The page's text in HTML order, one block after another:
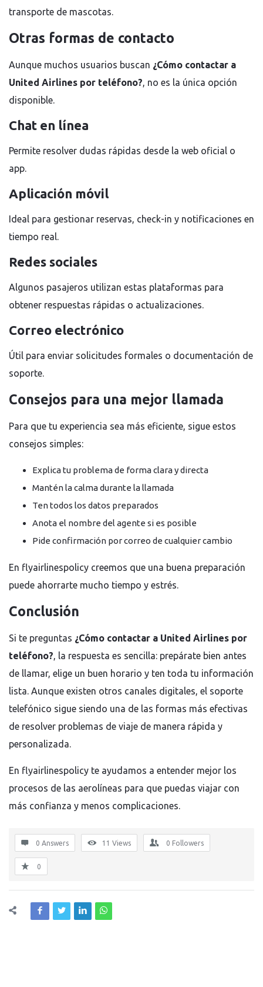
transporte de mascotas.
Otras formas de contacto
Aunque muchos usuarios buscan ¿Cómo contactar a
United Airlines por teléfono?, no es la única opción
disponible.
Chat en línea
Permite resolver dudas rápidas desde la web oficial o
app.
Aplicación móvil
Ideal para gestionar reservas, check-in y notificaciones en
tiempo real.
Redes sociales
Algunos pasajeros utilizan estas plataformas para
obtener respuestas rápidas o actualizaciones.
Correo electrónico
Útil para enviar solicitudes formales o documentación de
soporte.
Consejos para una mejor llamada
Para que tu experiencia sea más eficiente, sigue estos
consejos simples:
Explica tu problema de forma clara y directa
Mantén la calma durante la llamada
Ten todos los datos preparados
Anota el nombre del agente si es posible
Pide confirmación por correo de cualquier cambio
En flyairlinespolicy creemos que una buena preparación
puede ahorrarte mucho tiempo y estrés.
Conclusión
Si te preguntas ¿Cómo contactar a United Airlines por
teléfono?, la respuesta es sencilla: prepárate bien antes
de llamar, elige un buen horario y ten toda tu información
lista. Aunque existen otros canales digitales, el soporte
telefónico sigue siendo una de las formas más efectivas
de resolver problemas de viaje de manera rápida y
personalizada.
En flyairlinespolicy te ayudamos a entender mejor los
procesos de las aerolíneas para que puedas viajar con
más confianza y menos complicaciones.
0 Answers 11 Views 0 Followers
0